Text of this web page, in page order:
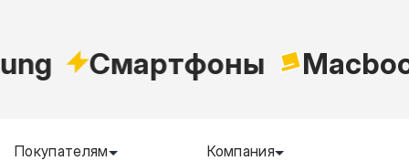
Xiaomi Samsung
Покупателям Компания